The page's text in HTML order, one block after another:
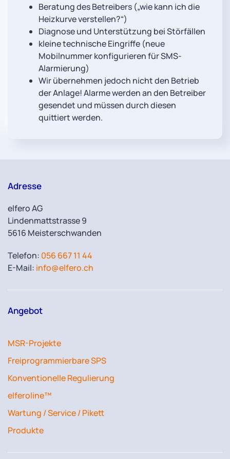
Beratung des Betreibers („wie kann ich die
Heizkurve verstellen?“)
Diagnose und Unterstützung bei Störfällen
kleine technische Eingriffe (neue
Mobilnummer konfigurieren für SMS-
Alarmierung)
Wir übernehmen jedoch nicht den Betrieb
der Anlage! Alarme werden an den Betreiber
gesendet und müssen durch diesen
quittiert werden.
Adresse
elfero AG
Lindenmattstrasse 9
5616 Meisterschwanden
Telefon: 056 667 11 44
E-Mail: info@elfero.ch
Angebot
MSR-Projekte
Freiprogrammierbare SPS
Konventionelle Regulierung
elferoline™
Wartung / Service / Pikett
Produkte